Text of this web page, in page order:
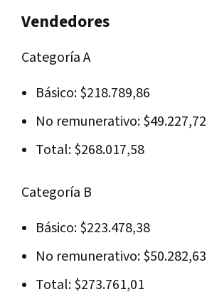
Vendedores
Categoría A
Básico: $218.789,86
No remunerativo:
Total: $268.017,58
Categoría B
Básico: $223.478,38
No remunerativo:
Total: $273.761,01